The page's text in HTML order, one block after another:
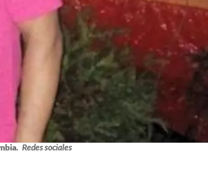
Redes sociales